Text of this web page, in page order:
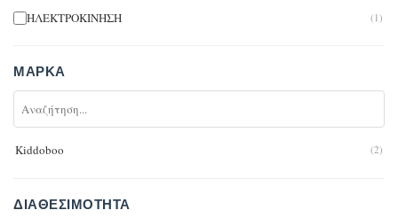
ΗΛΕΚΤΡΟΚΙΝΗΣΗ (1)
ΜΆΡΚΑ
Kiddoboo (2)
ΔΙΑΘΕΣΙΜΌΤΗΤΑ